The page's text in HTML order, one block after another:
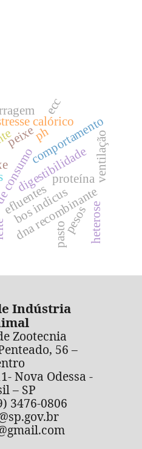
peixecomportamento
calórico
ventilação
digestibilidade
ph
proteína
dna recombinante
efluentes
pesos
pasto
bos indicus
ecc
heterose
Indústria
Zootecnia
56 –
Nova Odessa -
– SP
3476-0806